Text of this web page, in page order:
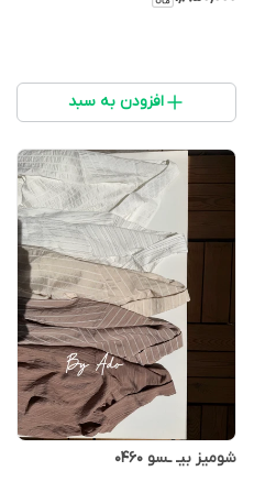
افزودن به سبد
شوميز بيـ ـسو 0460